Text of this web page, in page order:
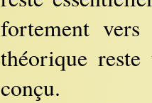
fortement
théorique
conçu.